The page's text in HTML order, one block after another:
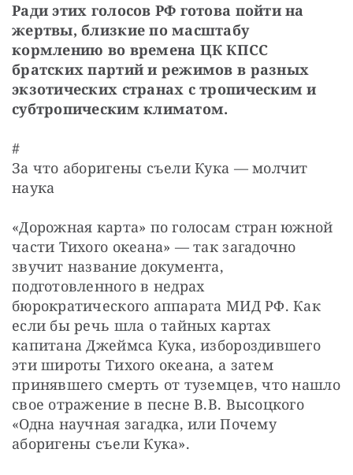
Ради этих голосов РФ готова пойти на
жертвы, близкие по масштабу
кормлению во времена ЦК КПСС
братских партий и режимов в разных
экзотических странах с тропическим и
субтропическим климатом.
#
За что аборигены съели Кука — молчит
наука
«Дорожная карта» по голосам стран южной
части Тихого океана» — так загадочно
звучит название документа,
подготовленного в недрах
бюрократического аппарата МИД РФ. Как
если бы речь шла о тайных картах
капитана Джеймса Кука, избороздившего
эти широты Тихого океана, а затем
принявшего смерть от туземцев, что нашло
свое отражение в песне В.В. Высоцкого
«Одна научная загадка, или Почему
аборигены съели Кука».